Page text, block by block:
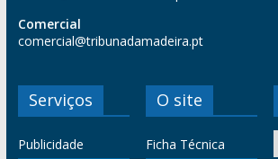
Comercial
comercial@tribunadamadeira.pt
Serviços
Publicidade
O site
Ficha Técnica